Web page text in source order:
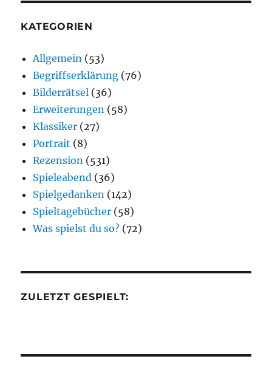
KATEGORIEN
Allgemein (53)
Begriffserklärung (76)
Bilderrätsel (36)
Erweiterungen (58)
Klassiker (27)
Portrait (8)
Rezension (531)
Spieleabend (36)
Spielgedanken (142)
Spieltagebücher (58)
Was spielst du so? (72)
ZULETZT GESPIELT: